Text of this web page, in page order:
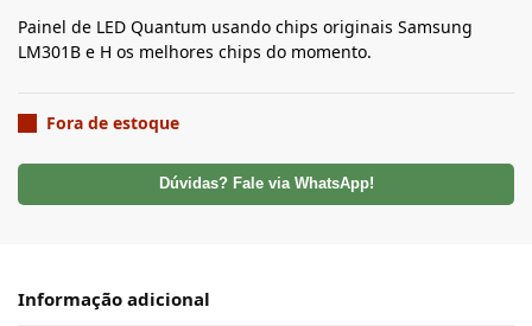
Painel de LED Quantum usando chips originais Samsung
LM301B e H os melhores chips do momento.
Fora de estoque
Dúvidas? Fale via WhatsApp!
Informação adicional